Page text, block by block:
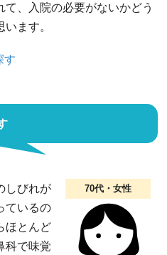
、入院の必要がないかどう
ます。
す
70代・女性
しびれが
ているの
ほとんど
科で味覚